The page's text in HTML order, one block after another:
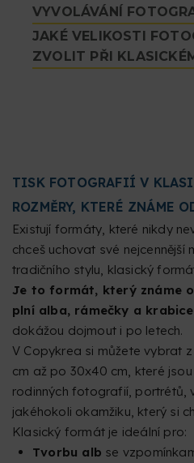
VYVOLÁVÁNÍ
JAKÉ VELIKOSTI
ZVOLIT PŘI
TISK FOTOGRAFIÍ V
ROZMĚRY, KTERÉ ZNÁME
Existují formáty, které nikdy
chceš uchovat své nejcennější
tradičního stylu, klasický
Je to formát, který známe
plní alba, rámečky a
dokážou dojmout i po letech.
V Copykrea si můžete vybrat
cm až po 30x40 cm, které
rodinných fotografií, portrétů,
jakéhokoli okamžiku, který si
Klasický formát je ideální pro:
Tvorbu alb se